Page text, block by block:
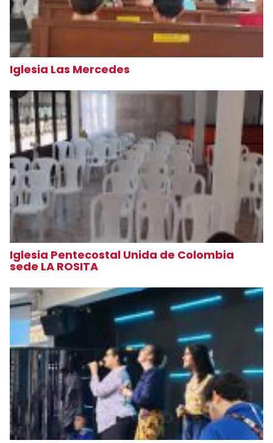
Iglesia Las Mercedes
Iglesia Pentecostal Unida de Colombia
sede LA ROSITA